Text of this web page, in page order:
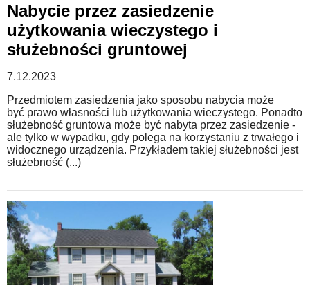
Nabycie przez zasiedzenie
użytkowania wieczystego i
służebności gruntowej
7.12.2023
Przedmiotem zasiedzenia jako sposobu nabycia może
być prawo własności lub użytkowania wieczystego. Ponadto
służebność gruntowa może być nabyta przez zasiedzenie -
ale tylko w wypadku, gdy polega na korzystaniu z trwałego i
widocznego urządzenia. Przykładem takiej służebności jest
służebność (...)